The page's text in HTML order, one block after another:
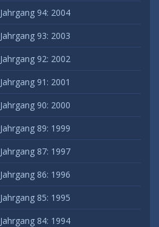
Jahrgang 94: 2004
Jahrgang 93: 2003
Jahrgang 92: 2002
Jahrgang 91: 2001
Jahrgang 90: 2000
Jahrgang 89: 1999
Jahrgang 87: 1997
Jahrgang 86: 1996
Jahrgang 85: 1995
Jahrgang 84: 1994